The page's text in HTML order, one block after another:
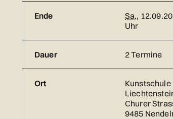
Ende Sa.,
Uhr
Dauer 2 Termine
Ort
Kunstschule
Churer
9485